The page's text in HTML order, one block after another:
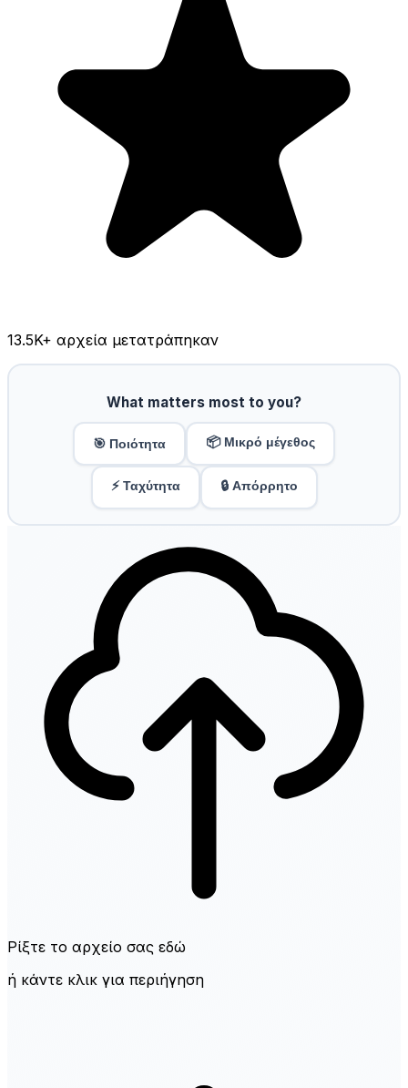
13.5K+ αρχεία μετατράπηκαν
What matters most to you?
🎯 Ποιότητα 📦 Μικρό μέγεθος
⚡ Ταχύτητα 🔒 Απόρρητο
Ρίξτε το αρχείο σας εδώ
ή κάντε κλικ για περιήγηση